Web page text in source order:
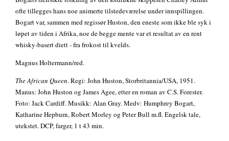
ofte tillegges hans noe animerte tilstedeværelse under innspillingen.
Bogart var, sammen med regissør Huston, den eneste som ikke ble syk i
løpet av tiden i Afrika, noe de begge mente var et resultat av en rent
whisky-basert diett - fra frokost til kvelds.
Magnus Holtermann/red.
The African Queen. Regi: John Huston, Storbritannia/USA, 1951.
Manus: John Huston og James Agee, etter en roman av C.S. Forester.
Foto: Jack Cardiff. Musikk: Alan Gray. Medv: Humphrey Bogart,
Katharine Hepburn, Robert Morley og Peter Bull m.fl. Engelsk tale,
utekstet. DCP, farger, 1 t 43 min.